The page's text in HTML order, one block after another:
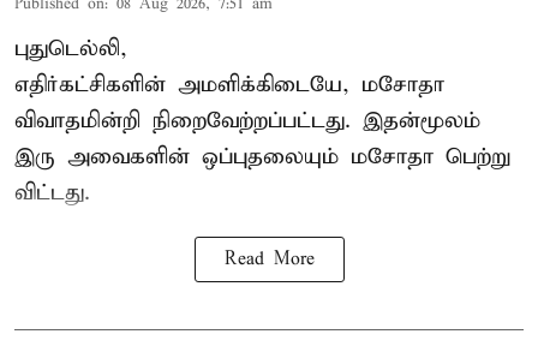
Published on: 08 Aug 2026, 7:51 am
புதுடெல்லி,
எதிர்கட்சிகளின் அமளிக்கிடையே, மசோதா
விவாதமின்றி நிறைவேற்றப்பட்டது. இதன்மூலம்
இரு அவைகளின் ஒப்புதலையும் மசோதா பெற்று
விட்டது.
Read More